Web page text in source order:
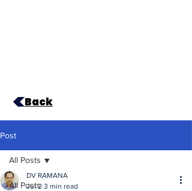
Back
Post
All Posts
All Posts
DV RAMANA
Jul 2 3 min read